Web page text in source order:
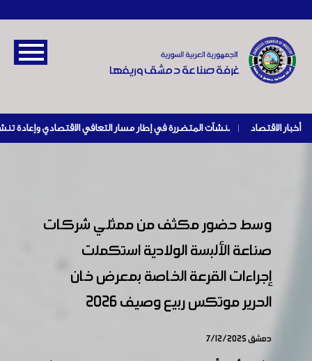
أخبار الاقتصاد |
وسط حضور مكثف من ممثلي شركات
صناعة الألبسة الولادية استكملت
إجراءات القرعة الخاصة بمعرض خان
الحرير موتكس ربيع وصيف 2026
دمشق 7/12/2025